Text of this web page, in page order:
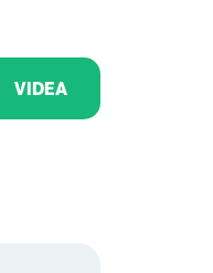
VIDEA